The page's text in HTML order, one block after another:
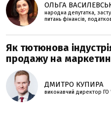
ОЛЬГА
народна депутатка,
питань фінансів,
Як тютюнова
продажу на
ДМИТРО КУПИРА
виконавчий директор ГО